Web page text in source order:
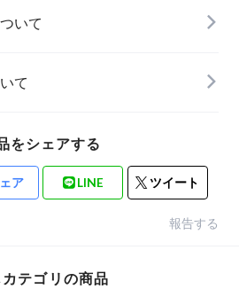
いて
て
をシェアする
ア LINE ツイート
報告する
カテゴリの商品